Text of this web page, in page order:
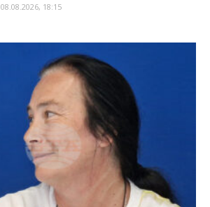
08.08.2026, 18:15